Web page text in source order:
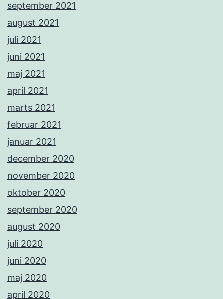
september 2021
august 2021
juli 2021
juni 2021
maj 2021
april 2021
marts 2021
februar 2021
januar 2021
december 2020
november 2020
oktober 2020
september 2020
august 2020
juli 2020
juni 2020
maj 2020
april 2020